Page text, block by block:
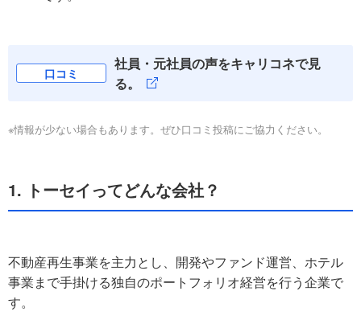
口コミ
社員・元社員の声をキャリコネで見
る。
※情報が少ない場合もあります。ぜひ口コミ投稿にご協力ください。
1. トーセイってどんな会社？
不動産再生事業を主力とし、開発やファンド運営、ホテル
事業まで手掛ける独自のポートフォリオ経営を行う企業で
す。